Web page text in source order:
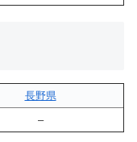
長野県
–